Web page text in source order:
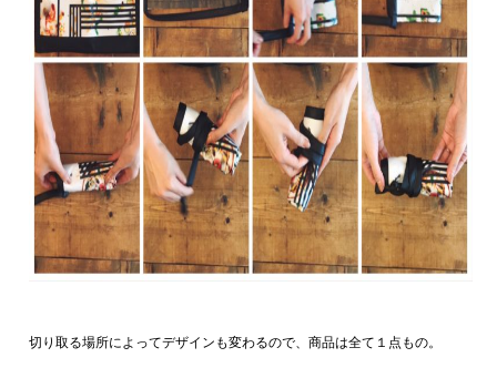
切り取る場所によってデザインも変わるので、商品は全て１点もの。